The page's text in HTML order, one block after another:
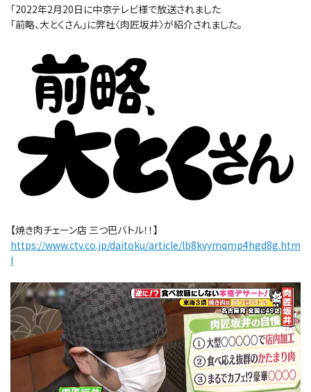
「2022年2月20日に中京テレビ様で放送されました
「前略、大とくさん」に弊社〈肉匠坂井〉が紹介されました。
【焼き肉チェーン店 三つ巴バトル！！】
https://www.ctv.co.jp/daitoku/article/lb8kvymqmp4hgd8g.htm
l